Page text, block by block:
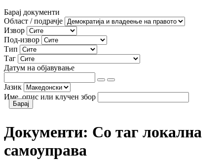
Барај документи
Област / подрачје
Извор
Под-извор
Тип
Таг
Датум на објавување
Јазик
Име, опис или клучен збор
Документи: Со таг локална
самоуправа